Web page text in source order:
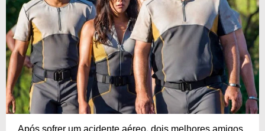
Após sofrer um acidente aéreo, dois melhores amigos